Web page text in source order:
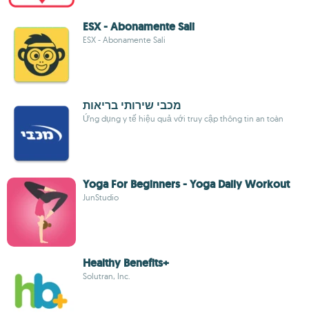
ESX - Abonamente Sali
ESX - Abonamente Sali
מכבי שירותי בריאות
Ứng dụng y tế hiệu quả với truy cập thông tin an toàn
Yoga For Beginners - Yoga Daily Workout
JunStudio
Healthy Benefits+
Solutran, Inc.